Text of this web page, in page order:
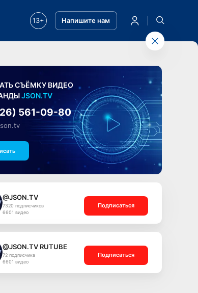
13+ Напишите нам
СЪЁМКУ ВИДЕО
JSON.TV
561-09-80
@JSON.TV
7320 подписчиков
6601 видео
Подписаться
@JSON.TV RUTUBE
72 подписчика
6601 видео
Подписаться